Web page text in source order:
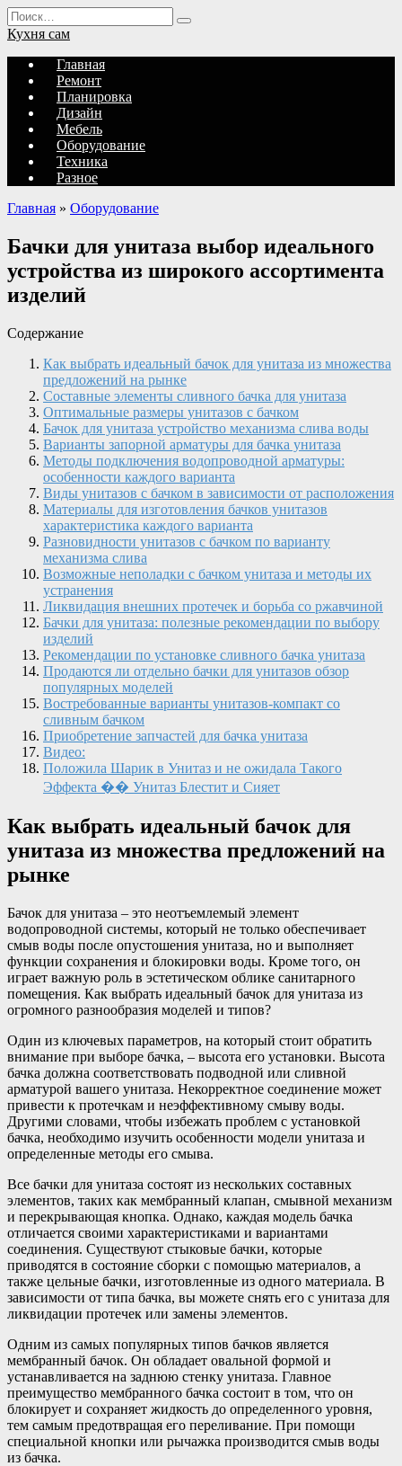
Перейти
к
содержанию
Search
for:
Кухня сам
Главная
Ремонт
Планировка
Дизайн
Мебель
Оборудование
Техника
Разное
Главная » Оборудование
Бачки для унитаза выбор идеального
устройства из широкого ассортимента
изделий
Содержание
Как выбрать идеальный бачок для унитаза из множества
предложений на рынке
Составные элементы сливного бачка для унитаза
Оптимальные размеры унитазов с бачком
Бачок для унитаза устройство механизма слива воды
Варианты запорной арматуры для бачка унитаза
Методы подключения водопроводной арматуры:
особенности каждого варианта
Виды унитазов с бачком в зависимости от расположения
Материалы для изготовления бачков унитазов
характеристика каждого варианта
Разновидности унитазов с бачком по варианту
механизма слива
Возможные неполадки с бачком унитаза и методы их
устранения
Ликвидация внешних протечек и борьба со ржавчиной
Бачки для унитаза: полезные рекомендации по выбору
изделий
Рекомендации по установке сливного бачка унитаза
Продаются ли отдельно бачки для унитазов обзор
популярных моделей
Востребованные варианты унитазов-компакт со
сливным бачком
Приобретение запчастей для бачка унитаза
Видео:
Положила Шарик в Унитаз и не ожидала Такого
Эффекта �� Унитаз Блестит и Сияет
Как выбрать идеальный бачок для
унитаза из множества предложений на
рынке
Бачок для унитаза – это неотъемлемый элемент
водопроводной системы, который не только обеспечивает
смыв воды после опустошения унитаза, но и выполняет
функции сохранения и блокировки воды. Кроме того, он
играет важную роль в эстетическом облике санитарного
помещения. Как выбрать идеальный бачок для унитаза из
огромного разнообразия моделей и типов?
Один из ключевых параметров, на который стоит обратить
внимание при выборе бачка, – высота его установки. Высота
бачка должна соответствовать подводной или сливной
арматурой вашего унитаза. Некорректное соединение может
привести к протечкам и неэффективному смыву воды.
Другими словами, чтобы избежать проблем с установкой
бачка, необходимо изучить особенности модели унитаза и
определенные методы его смыва.
Все бачки для унитаза состоят из нескольких составных
элементов, таких как мембранный клапан, смывной механизм
и перекрывающая кнопка. Однако, каждая модель бачка
отличается своими характеристиками и вариантами
соединения. Существуют стыковые бачки, которые
приводятся в состояние сборки с помощью материалов, а
также цельные бачки, изготовленные из одного материала. В
зависимости от типа бачка, вы можете снять его с унитаза для
ликвидации протечек или замены элементов.
Одним из самых популярных типов бачков является
мембранный бачок. Он обладает овальной формой и
устанавливается на заднюю стенку унитаза. Главное
преимущество мембранного бачка состоит в том, что он
блокирует и сохраняет жидкость до определенного уровня,
тем самым предотвращая его переливание. При помощи
специальной кнопки или рычажка производится смыв воды
из бачка.